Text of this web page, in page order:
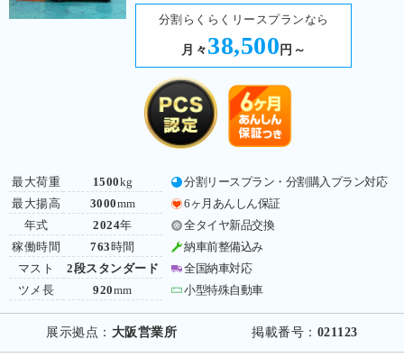
分割らくらくリースプランなら
月々 38,500 円～
最大荷重
最大揚高
年式
稼働時間
マスト
ツメ長
1500kg
3000mm
2024年
763 時間
2段スタンダード
920mm
分割リースプラン・分割購入プラン対応
6ヶ月あんしん保証
全タイヤ新品交換
納車前整備込み
全国納車対応
小型特殊自動車
展示拠点： 大阪営業所 掲載番号： 021123